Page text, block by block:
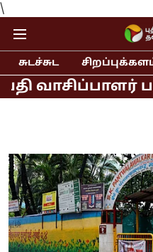
\
சுடச்சுட
பாலியல்